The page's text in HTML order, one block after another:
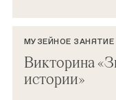
МУЗЕЙНОЕ ЗАНЯТИЕ
Викторина
истории»